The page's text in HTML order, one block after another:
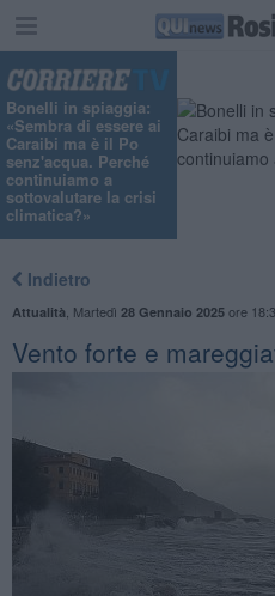
Bonelli in spiaggia:
«Sembra di essere ai
Caraibi ma è il Po
senz'acqua. Perché
continuiamo a
sottovalutare la crisi
climatica?»
Indietro
Attualità Martedì 28 Gennaio 2025ore
Vento forte e